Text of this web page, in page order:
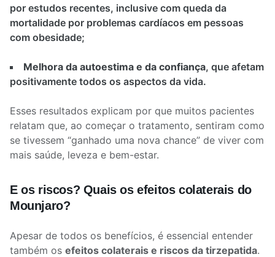
por estudos recentes, inclusive com queda da
mortalidade por problemas cardíacos em pessoas
com obesidade;
Melhora da autoestima e da confiança, que afetam
positivamente todos os aspectos da vida.
Esses resultados explicam por que muitos pacientes
relatam que, ao começar o tratamento, sentiram como
se tivessem “ganhado uma nova chance” de viver com
mais saúde, leveza e bem-estar.
E os riscos? Quais os efeitos colaterais do
Mounjaro?
Apesar de todos os benefícios, é essencial entender
também os efeitos colaterais e riscos da tirzepatida.